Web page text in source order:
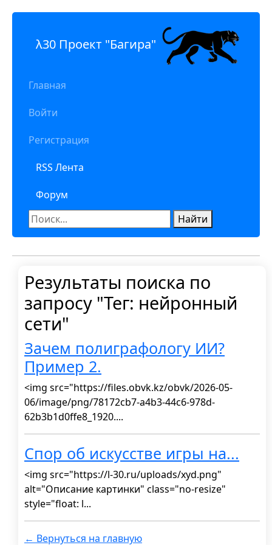
λ30 Проект "Багира"
Главная
Войти
Регистрация
RSS Лента
Форум
Найти
Результаты поиска по
запросу "Тег: нейронный
сети"
Зачем полиграфологу ИИ?
Пример 2.
<img src="https://files.obvk.kz/obvk/2026-05-
06/image/png/78172cb7-a4b3-44c6-978d-
62b3b1d0ffe8_1920....
Спор об искусстве игры на...
<img src="https://l-30.ru/uploads/xyd.png"
alt="Описание картинки" class="no-resize"
style="float: l...
← Вернуться на главную